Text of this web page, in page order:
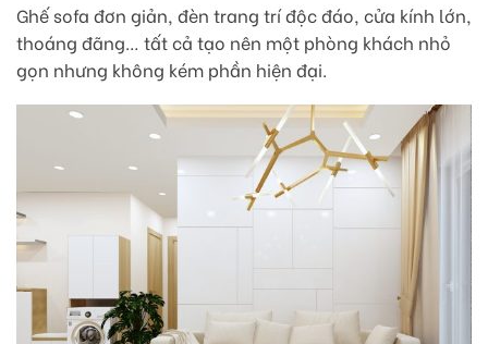
Ghế sofa đơn giản, đèn trang trí độc đáo, cửa kính lớn,
thoáng đãng… tất cả tạo nên một phòng khách nhỏ
gọn nhưng không kém phần hiện đại.